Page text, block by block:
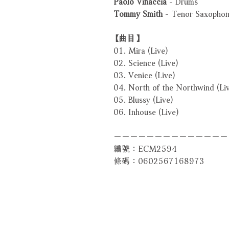
Tommy Smith - Tenor
【曲目】
01. Mira (Live)
02. Science (Live)
03. Venice (Live)
04. North of the Northwind
05. Blussy (Live)
06. Inhouse (Live)
－－－－－－－－－－－－－
編號：ECM2594
條碼：0602567168973